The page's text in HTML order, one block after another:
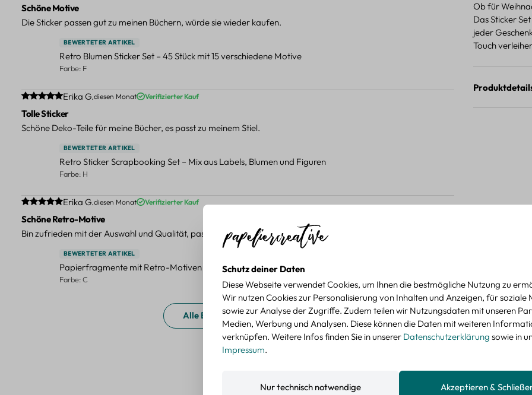
Ob für
Das Sticker
jeder
Touch
Schöne Motive
Die Sticker passen gut zu meinen Büchern, würde sie wieder kaufen.
BEWERTETER ARTIKEL
Retro Blumen Sticker Set – 45 Stück mit 15 verschiedene Motive
Farbe: F
Durchschnittliche Bewertung von 5 von 5 Sternen
Erika G.diesen Monat Verifizierter Kauf
Tolle Sticker
Schöne Deko-Teile für meine Bücher, es passt zu meinem Stiel.
BEWERTETER ARTIKEL
Retro Sticker Scrapbooking Set – Mix aus Labels, Blumen und Figuren
Farbe: H
Durchschnittliche Bewertung von 5 von 5 Sternen
Erika G.diesen Monat Verifizierter Kauf
Schöne Retro-Motive
Bin zufrieden mit der Auswahl und Qualität, passt gut zu meinen Projekten.
BEWERTETER ARTIKEL
Papierfragmente mit Retro-Motiven – 40-teiliges Set für kreative Projekte
Farbe: C
Alle Bewertungen anzeigen
Schutz deiner Daten
Diese Webseite verwendet Cookies, um Ihnen die bestmögliche Nutzung zu
Wir nutzen Cookies zur Personalisierung von Inhalten und Anzeigen, für soziale
sowie zur Analyse der Zugriffe. Zudem teilen wir Nutzungsdaten mit unseren
Medien, Werbung und Analysen. Diese können die Daten mit weiteren
verknüpfen. Weitere Infos finden Sie in unserer Datenschutzerklärung sowie in
Impressum.
Nur technisch notwendige Akzeptieren &